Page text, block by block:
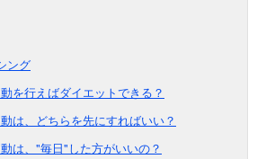
ング
を行えばダイエットできる？
は、どちらを先にすればいい？
は、"毎日"した方がいいの？